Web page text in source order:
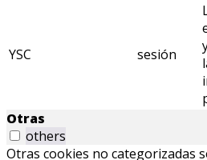
YSC sesión
Otras
others
Otras cookies no categorizadas